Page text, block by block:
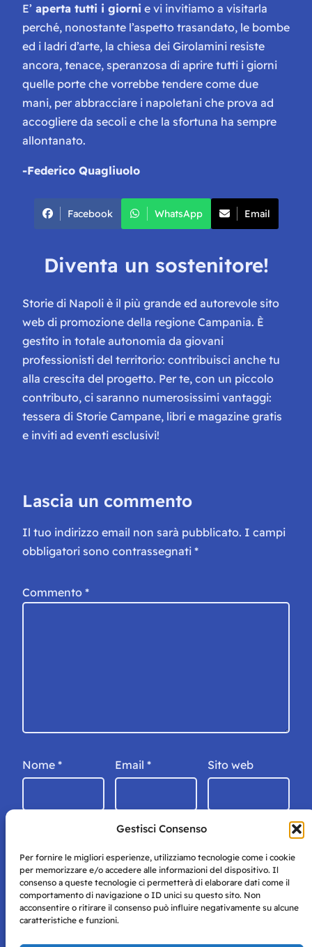
Gestisci Consenso
Per fornire le migliori esperienze, utilizziamo tecnologie come i cookie
per memorizzare e/o accedere alle informazioni del dispositivo. Il
consenso a queste tecnologie ci permetterà di elaborare dati come il
comportamento di navigazione o ID unici su questo sito. Non
acconsentire o ritirare il consenso può influire negativamente su alcune
caratteristiche e funzioni.
E’ aperta tutti i giorni e vi invitiamo a visitarla
perché, nonostante l’aspetto trasandato, le bombe
ed i ladri d’arte, la chiesa dei Girolamini resiste
ancora, tenace, speranzosa di aprire tutti i giorni
quelle porte che vorrebbe tendere come due
mani, per abbracciare i napoletani che prova ad
accogliere da secoli e che la sfortuna ha sempre
allontanato.
-Federico Quagliuolo
Facebook WhatsApp Email
Diventa un sostenitore!
Storie di Napoli è il più grande ed autorevole sito
web di promozione della regione Campania. È
gestito in totale autonomia da giovani
professionisti del territorio: contribuisci anche tu
alla crescita del progetto. Per te, con un piccolo
contributo, ci saranno numerosissimi vantaggi:
tessera di Storie Campane, libri e magazine gratis
e inviti ad eventi esclusivi!
Lascia un commento
Il tuo indirizzo email non sarà pubblicato. I campi
obbligatori sono contrassegnati *
Commento *
Nome * Email * Sito web